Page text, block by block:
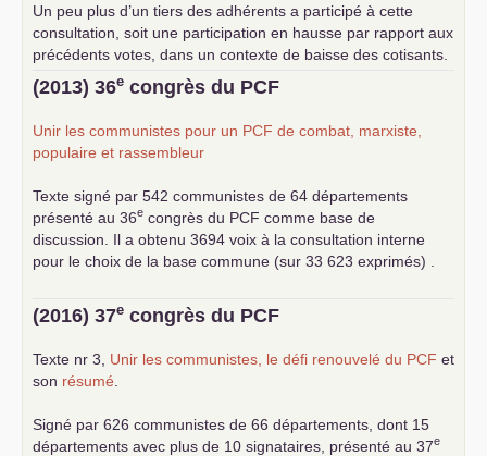
Un peu plus d’un tiers des adhérents a participé à cette
consultation, soit une participation en hausse par rapport aux
précédents votes, dans un contexte de baisse des cotisants.
... lire la suite
(2013) 36e congrès du PCF
Unir les communistes pour un PCF de combat, marxiste,
populaire et rassembleur
Texte signé par 542 communistes de 64 départements
présenté au 36e congrès du PCF comme base de
discussion. Il a obtenu 3694 voix à la consultation interne
pour le choix de la base commune (sur 33 623 exprimés) .
(2016) 37e congrès du PCF
Texte nr 3, Unir les communistes, le défi renouvelé du PCF et
son résumé
Signé par 626 communistes de 66 départements, dont 15
départements avec plus de 10 signataires, présenté au 37e